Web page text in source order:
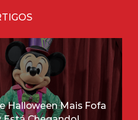
Halloween Mais Fofa